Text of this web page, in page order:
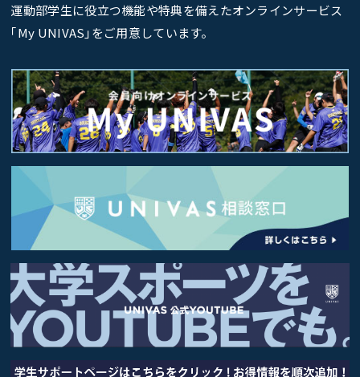
運動部学生に役立つ機能や特典を備えたオンラインサービス
｢My UNIVAS｣をご用意しています。